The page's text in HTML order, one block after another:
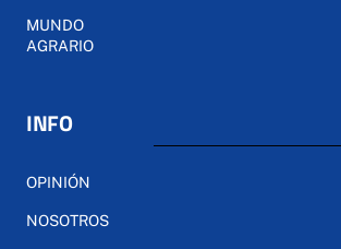
MUNDO
AGRARIO
INFO
OPINIÓN
NOSOTROS